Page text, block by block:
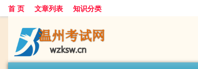
首 页 文章列表 知识分类